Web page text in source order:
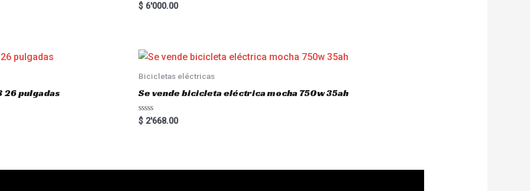
R
a
o
u
o
f
5
$ 6'000.00
pulgadas
Bicicletas eléctricas
Se vende bicicleta eléctrica mocha 750w 35ah
R
a
$ 2'668.00